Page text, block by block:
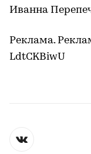
Иванна
Реклама.
LdtCKBiwU